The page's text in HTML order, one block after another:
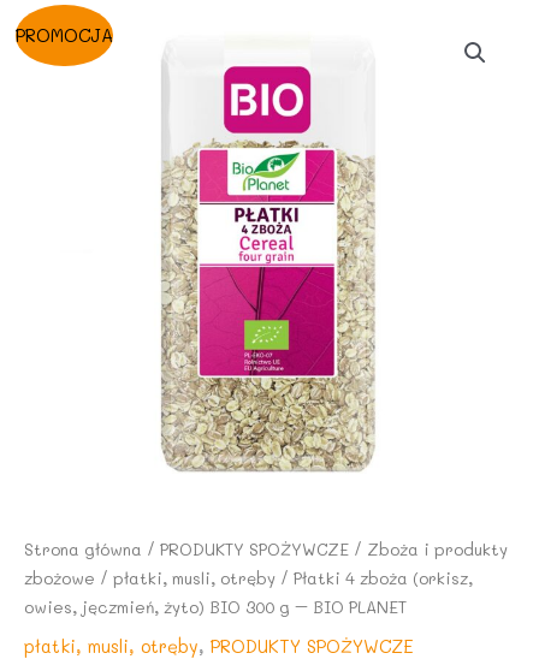
PROMOCJA
Strona główna / PRODUKTY SPOŻYWCZE / Zboża i produkty
zbożowe / płatki, musli, otręby / Płatki 4 zboża (orkisz,
owies, jęczmień, żyto) BIO 300 g – BIO PLANET
płatki, musli, otręby, PRODUKTY SPOŻYWCZE